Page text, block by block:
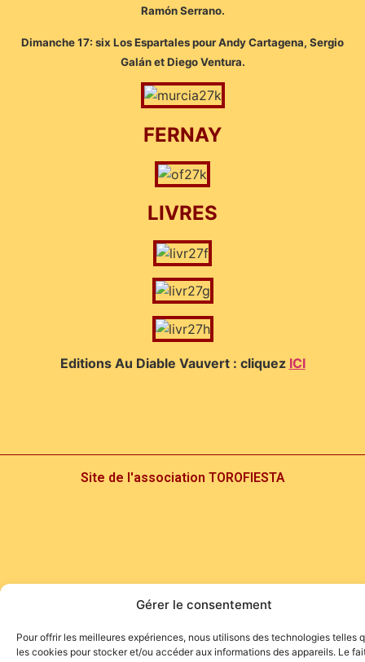
Gérer le consentement
Pour offrir les meilleures expériences, nous utilisons des technologies telles
les cookies pour stocker et/ou accéder aux informations des appareils. Le
Ramón Serrano.
Dimanche 17: six Los Espartales pour Andy Cartagena, Sergio
Galán et Diego Ventura.
FERNAY
LIVRES
Editions Au Diable Vauvert : cliquez ICI
Site de l'association TOROFIESTA